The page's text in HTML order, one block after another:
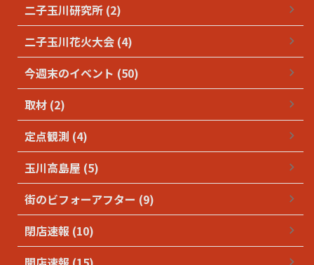
二子玉川研究所 (2)
二子玉川花火大会 (4)
今週末のイベント (50)
取材 (2)
定点観測 (4)
玉川高島屋 (5)
街のビフォーアフター (9)
閉店速報 (10)